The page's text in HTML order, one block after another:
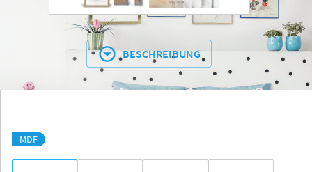
BESCHREIBUNG
MDF